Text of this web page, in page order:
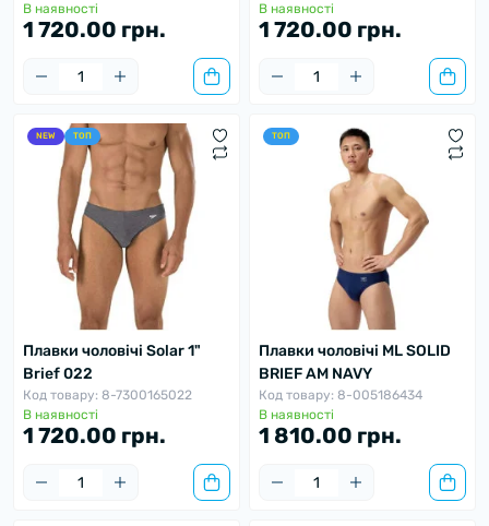
В наявності
1 720.00 грн.
В наявності
1 720.00 грн.
NEW ТОП
Плавки чоловічі Solar 1"
Brief 022
Код товару: 8-7300165022
В наявності
1 720.00 грн.
ТОП
Плавки чоловічі ML SOLID
BRIEF AM NAVY
Код товару: 8-005186434
В наявності
1 810.00 грн.